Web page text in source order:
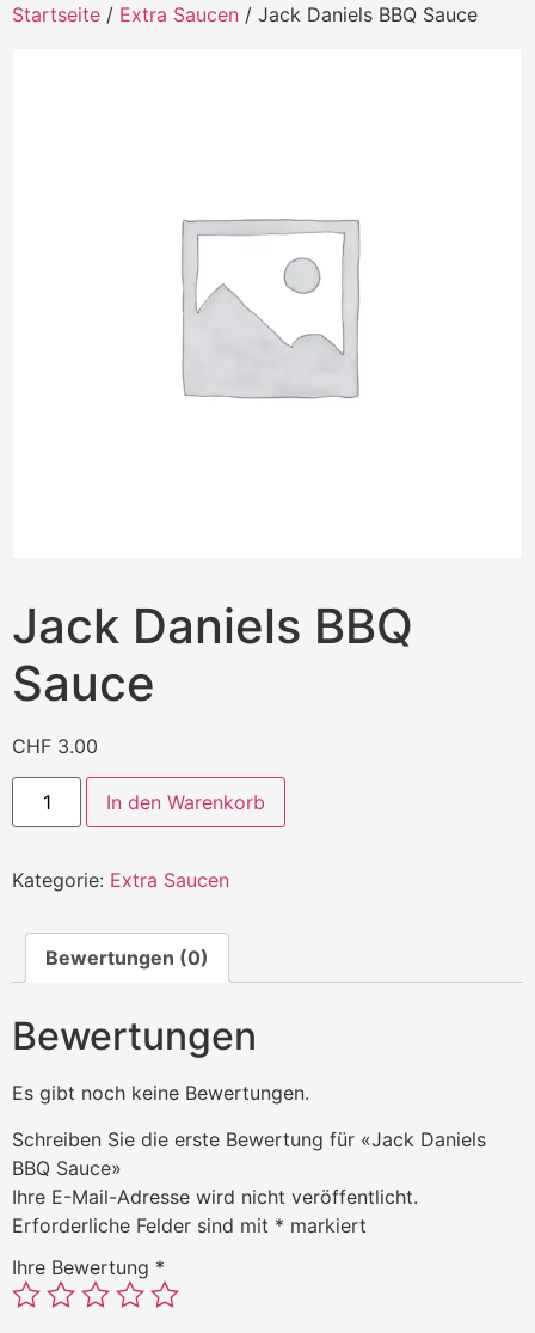
Startseite / Extra Saucen / Jack Daniels BBQ Sauce
Jack Daniels BBQ
Sauce
CHF 3.00
In den Warenkorb
Kategorie: Extra Saucen
Bewertungen (0)
Bewertungen
Es gibt noch keine Bewertungen.
Schreiben Sie die erste Bewertung für «Jack Daniels
BBQ Sauce»
Ihre E-Mail-Adresse wird nicht veröffentlicht.
Erforderliche Felder sind mit * markiert
Ihre Bewertung *